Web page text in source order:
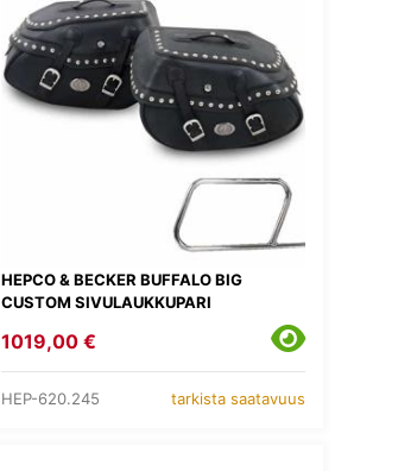
HEPCO & BECKER BUFFALO BIG
CUSTOM SIVULAUKKUPARI
1019,00 €
HEP-620.245 tarkista saatavuus